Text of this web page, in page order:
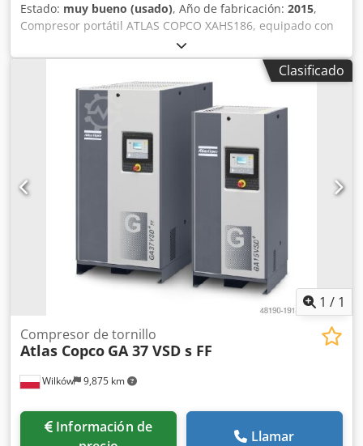
Estado: muy bueno (usado), Año de fabricación: 2015,
Compresor portátil ATLAS COPCO XAHS186, equipado con
radiador final y revisado por completo. Datos técnicos:
caudal: 10,50 m³/min; presión de trabajo: 12 bar; Csdezk
Amxepfx Andjrf año de fabricación: 2015; motor: DEUTZ,
104 kW; horas de funcionamiento: 2016 h. El compresor
está en perfecto estado de funcionamiento, listo para su
uso y cuenta con garantía. Precio neto: 109.500 PLN Precio
bruto: 134.685 PLN La máquina se encuentra en perfectas
condiciones y se entrega con la documentación necesaria
para su registro. A continuación, se incluyen los enlaces a
los vídeos.
Clasificado
1 / 1
Wilków 9,875 km
Compresor de tornillo
Atlas Copco GA 37 VSD s FF
Información de
Llamar